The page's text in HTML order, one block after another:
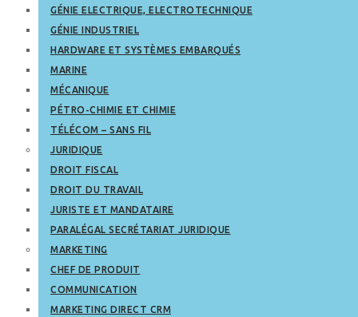
GÉNIE ELECTRIQUE, ELECTROTECHNIQUE
GÉNIE INDUSTRIEL
HARDWARE ET SYSTÈMES EMBARQUÉS
MARINE
MÉCANIQUE
PÉTRO-CHIMIE ET CHIMIE
TÉLÉCOM – SANS FIL
JURIDIQUE
DROIT FISCAL
DROIT DU TRAVAIL
JURISTE ET MANDATAIRE
PARALÉGAL SECRÉTARIAT JURIDIQUE
MARKETING
CHEF DE PRODUIT
COMMUNICATION
MARKETING DIRECT CRM